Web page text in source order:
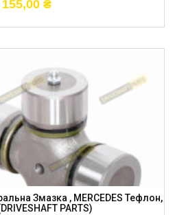
₴
Змазка , MERCEDES Тефлон,
PARTS)